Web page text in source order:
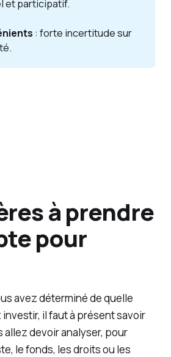
et participatif.
: forte incertitude sur
à prendre
pour
avez déterminé de quelle
il faut à présent savoir
devoir analyser, pour
le fonds, les droits ou les